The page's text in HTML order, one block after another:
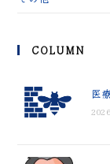
COLUMN
医